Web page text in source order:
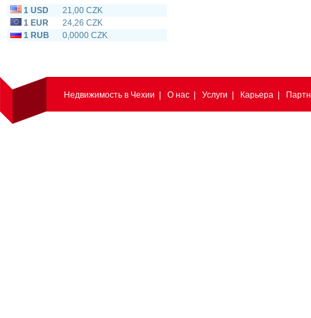
1 USD
21,00 CZK
1 EUR
24,26 CZK
1 RUB
0,0000 CZK
Недвижимость в Чехии О нас Услуги Карьера